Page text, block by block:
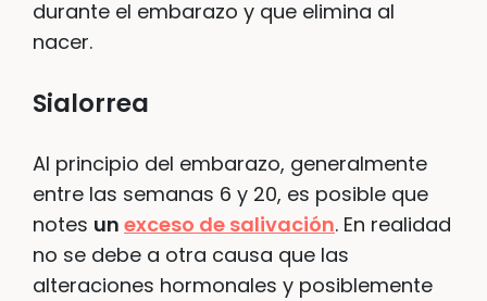
durante el embarazo y que elimina al
nacer.
Sialorrea
Al principio del embarazo, generalmente
entre las semanas 6 y 20, es posible que
notes un exceso de salivación. En realidad
no se debe a otra causa que las
alteraciones hormonales y posiblemente